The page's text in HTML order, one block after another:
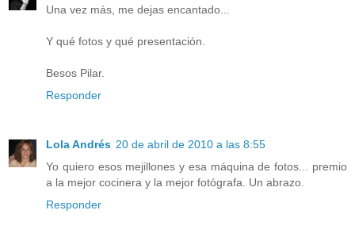
Una vez más, me dejas encantado...
Y qué fotos y qué presentación.
Besos Pilar.
Responder
Lola Andrés 20 de abril de 2010 a las 8:55
Yo quiero esos mejillones y esa máquina de fotos... premio
a la mejor cocinera y la mejor fotógrafa. Un abrazo.
Responder